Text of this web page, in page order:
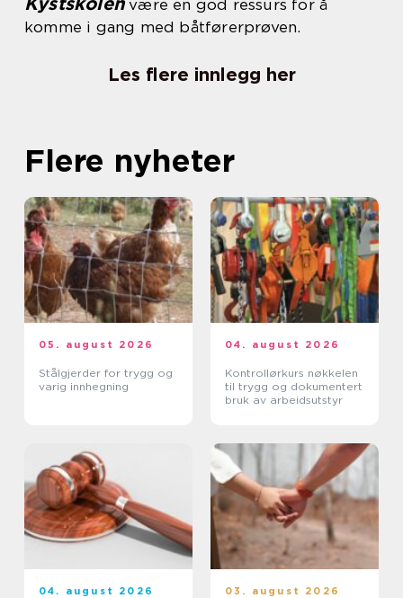
være en god ressurs for å
komme i gang med båtførerprøven.
Les flere innlegg her
Flere nyheter
05. august 2026
Stålgjerder for trygg og
varig innhegning
04. august 2026
Kontrollørkurs nøkkelen
til trygg og dokumentert
bruk av arbeidsutstyr
04. august 2026 03. august 2026